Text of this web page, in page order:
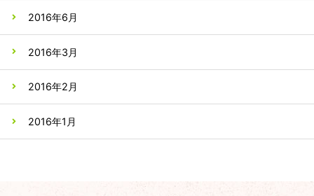
2016年6月
2016年3月
2016年2月
2016年1月